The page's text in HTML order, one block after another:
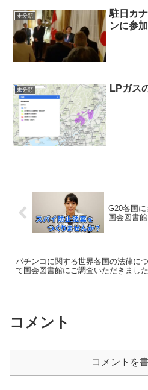
未分類
駐日カ
ンに参
未分類 LPガス
G20各国
国会図書
パチンコに関する世界各国の法律に
て国会図書館にご調査いただきました
コメント
コメントを